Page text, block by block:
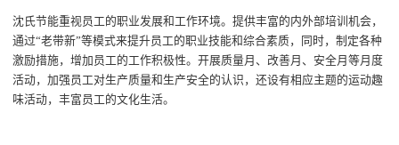
沈氏节能重视员工的职业发展和工作环境。提供丰富的内外部培训机会，
通过“老带新”等模式来提升员工的职业技能和综合素质， 同时，制定各种
激励措施，增加员工的工作积极性。开展质量月、改善月、安全月等月度
活动，加强员工对生产质量和生产安全的认识，还设有相应主题的运动趣
味活动，丰富员工的文化生活。